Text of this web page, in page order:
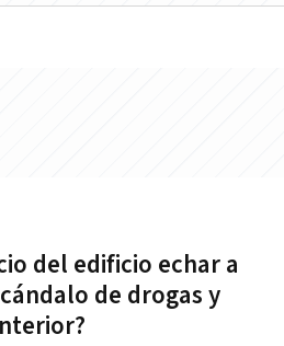
del edificio echar a
de drogas y